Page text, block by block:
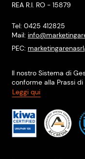
REA R.I. RO - 15879
Tel: 0425 412825
Mail:
PEC:
Il nostro Sistema di
conforme alla Prassi di
Leggi qui